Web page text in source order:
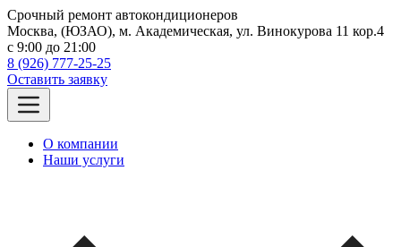
Срочный ремонт автокондиционеров
Москва, (ЮЗАО), м. Академическая, ул. Винокурова 11 кор.4
c 9:00 до 21:00
8 (926) 777-25-25
Оставить заявку
О компании
Наши услуги